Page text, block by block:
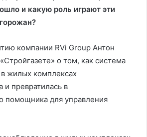
и какую роль играют эти
компании RVi Group Антон
о том, как система
жилых комплексах
превратилась в
помощника для управления